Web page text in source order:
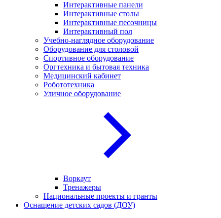
Интерактивные панели
Интерактивные столы
Интерактивные песочницы
Интерактивный пол
Учебно-наглядное оборудование
Оборудование для столовой
Спортивное оборудование
Оргтехника и бытовая техника
Медицинский кабинет
Робототехника
Уличное оборудование
Воркаут
Тренажеры
Национальные проекты и гранты
Оснащение детских садов (ДОУ)